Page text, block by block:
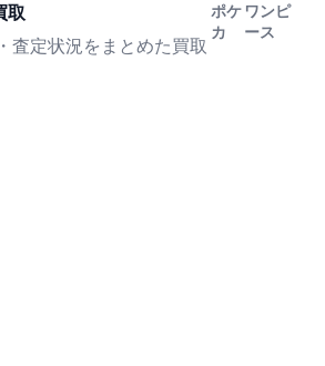
取
査定状況をまとめた買取
ポケ
カ
ワンピ
ース